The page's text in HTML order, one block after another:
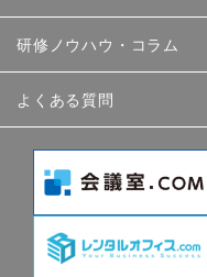
研修ノウハウ・コラム
よくある質問